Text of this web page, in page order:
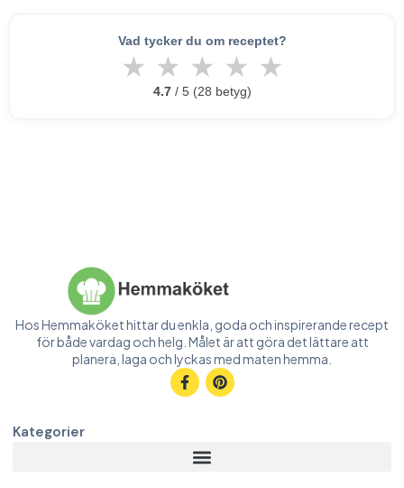
Vad tycker du om receptet?
★ ★ ★ ★ ★
4.7/ 5 (28 betyg)
Hos Hemmaköket hittar du enkla, goda och inspirerande recept
för både vardag och helg. Målet är att göra det lättare att
planera, laga och lyckas med maten hemma.
Kategorier